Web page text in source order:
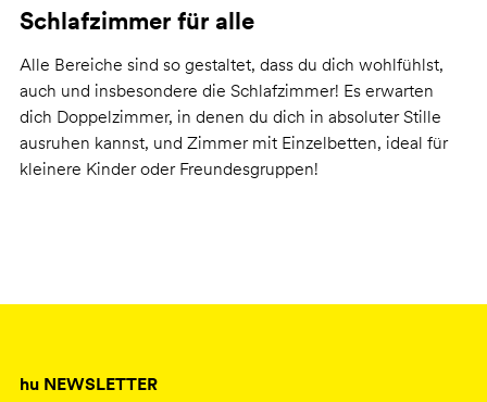
Schlafzimmer für alle
Alle Bereiche sind so gestaltet, dass du dich wohlfühlst,
auch und insbesondere die Schlafzimmer! Es erwarten
dich Doppelzimmer, in denen du dich in absoluter Stille
ausruhen kannst, und Zimmer mit Einzelbetten, ideal für
kleinere Kinder oder Freundesgruppen!
hu NEWSLETTER